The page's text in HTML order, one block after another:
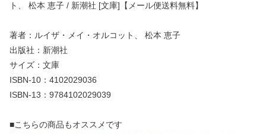
ト、 松本 恵子 / 新潮社 [文庫]【メール便送料無料】
著者：ルイザ・メイ・オルコット、 松本 恵子
出版社：新潮社
サイズ：文庫
ISBN-10：4102029036
ISBN-13：9784102029039
■こちらの商品もオススメです